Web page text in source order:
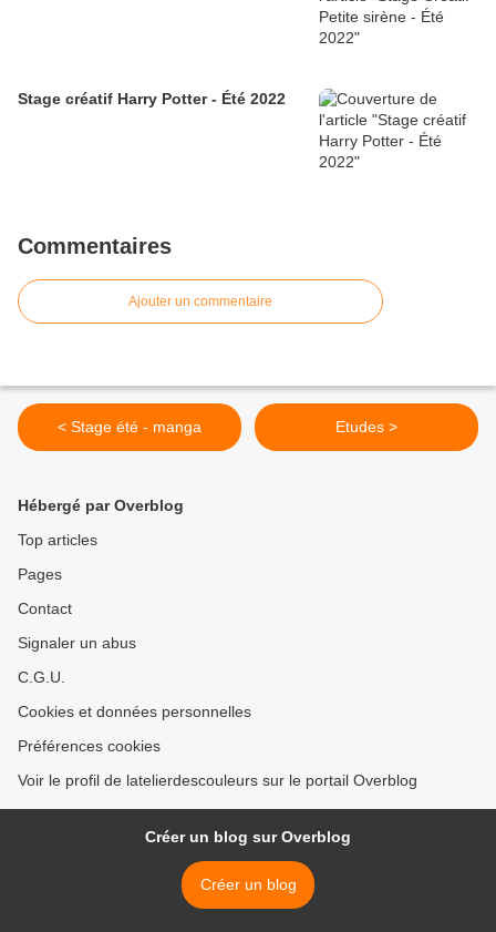
Stage créatif Harry Potter - Été 2022
Commentaires
Ajouter un commentaire
< Stage été - manga Etudes >
Hébergé par Overblog
Top articles
Pages
Contact
Signaler un abus
C.G.U.
Cookies et données personnelles
Préférences cookies
Voir le profil de latelierdescouleurs sur le portail Overblog
Créer un blog sur Overblog
Créer un blog